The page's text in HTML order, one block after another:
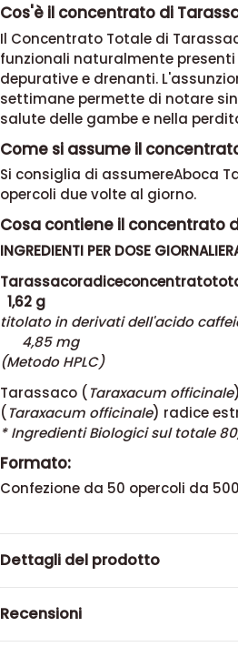
Cos'è il concentrato di
Il Concentrato Totale di
funzionali naturalmente
depurative e drenanti.
settimane permette di notare
salute delle gambe e nella
Come si assume il
Si consiglia di assumereAboca
opercoli due volte al giorno.
Cosa contiene il concentrato
INGREDIENTI PER DOSE
1,62 g
titolato in derivati
4,85 mg
(Metodo HPLC)
Tarassaco ( Taraxacum officinale
( Taraxacum officinale) radice
* Ingredienti Biologici sul totale
Formato:
Confezione da 50 opercoli da
Dettagli del prodotto
Recensioni